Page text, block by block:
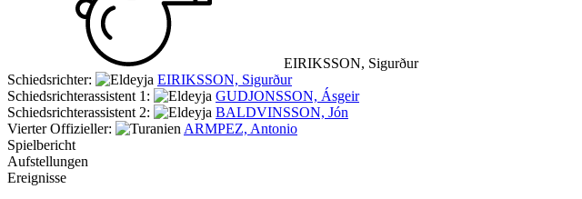
EIRIKSSON, Sigurður
Schiedsrichter:
EIRIKSSON, Sigurður
Schiedsrichterassistent 1:
GUDJONSSON, Ásgeir
Schiedsrichterassistent 2:
BALDVINSSON, Jón
Vierter Offizieller:
ARMPEZ, Antonio
Spielbericht
Aufstellungen
Ereignisse